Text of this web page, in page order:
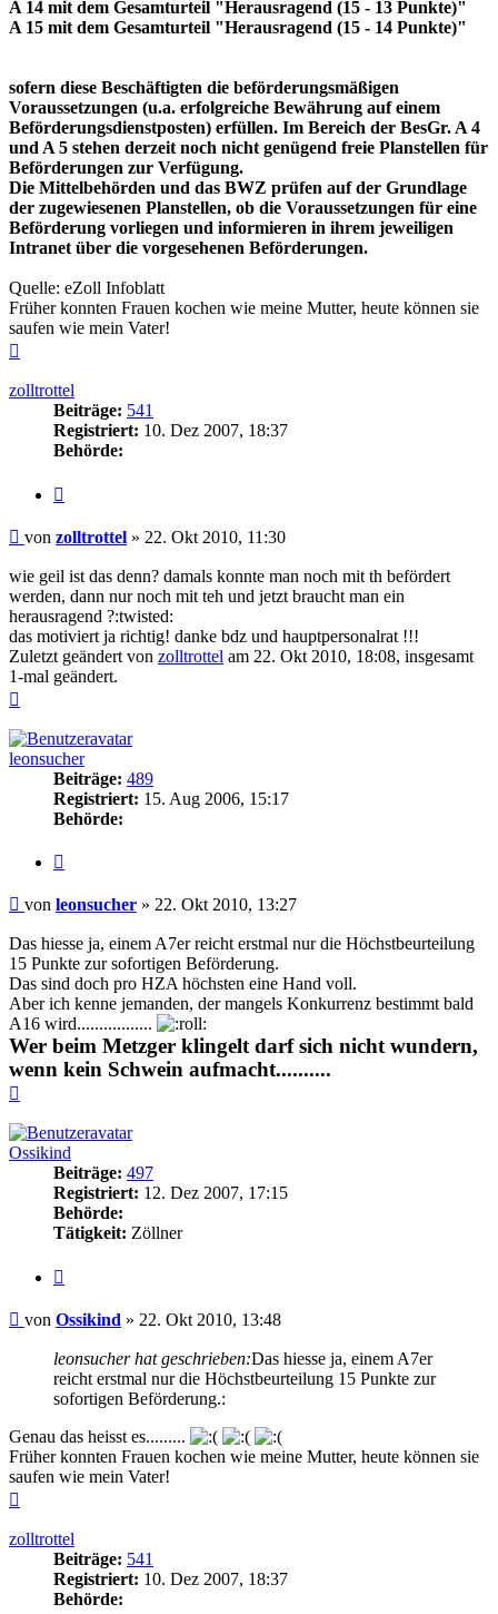
A 14 mit dem Gesamturteil "Herausragend (15 - 13 Punkte)"
A 15 mit dem Gesamturteil "Herausragend (15 - 14 Punkte)"
sofern diese Beschäftigten die beförderungsmäßigen
Voraussetzungen (u.a. erfolgreiche Bewährung auf einem
Beförderungsdienstposten) erfüllen. Im Bereich der BesGr. A 4
und A 5 stehen derzeit noch nicht genügend freie Planstellen für
Beförderungen zur Verfügung.
Die Mittelbehörden und das BWZ prüfen auf der Grundlage
der zugewiesenen Planstellen, ob die Voraussetzungen für eine
Beförderung vorliegen und informieren in ihrem jeweiligen
Intranet über die vorgesehenen Beförderungen.
Quelle: eZoll Infoblatt
Früher konnten Frauen kochen wie meine Mutter, heute können sie
saufen wie mein Vater!
zolltrottel
Beiträge: 541
Registriert: 10. Dez 2007, 18:37
Behörde:
Beitrag
von zolltrottel » 22. Okt 2010, 11:30
wie geil ist das denn? damals konnte man noch mit th befördert
werden, dann nur noch mit teh und jetzt braucht man ein
herausragend ?:twisted:
das motiviert ja richtig! danke bdz und hauptpersonalrat !!!
Zuletzt geändert von zolltrottel am 22. Okt 2010, 18:08, insgesamt
1-mal geändert.
leonsucher
Beiträge: 489
Registriert: 15. Aug 2006, 15:17
Behörde:
Beitrag
von leonsucher » 22. Okt 2010, 13:27
Das hiesse ja, einem A7er reicht erstmal nur die Höchstbeurteilung
15 Punkte zur sofortigen Beförderung.
Das sind doch pro HZA höchsten eine Hand voll.
Aber ich kenne jemanden, der mangels Konkurrenz bestimmt bald
A16 wird.................
Wer beim Metzger klingelt darf sich nicht wundern,
wenn kein Schwein aufmacht..........
Ossikind
Beiträge: 497
Registriert: 12. Dez 2007, 17:15
Behörde:
Tätigkeit: Zöllner
Beitrag
von Ossikind » 22. Okt 2010, 13:48
leonsucher hat geschrieben:Das hiesse ja, einem A7er
reicht erstmal nur die Höchstbeurteilung 15 Punkte zur
sofortigen Beförderung.:
Genau das heisst es.........
Früher konnten Frauen kochen wie meine Mutter, heute können sie
saufen wie mein Vater!
zolltrottel
Beiträge: 541
Registriert: 10. Dez 2007, 18:37
Behörde: